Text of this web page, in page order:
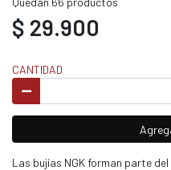
$ 29.900
CANTIDAD
Las bujías NGK forman parte